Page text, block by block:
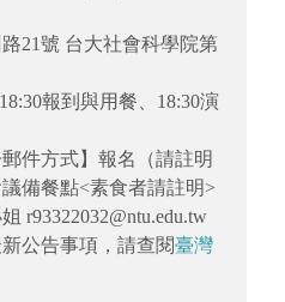
21號 台大社會科學院第
報到與用餐、18:30演
件方式】報名（請註明
備餐點<素食者請註明>
r93322032@ntu.edu.tw
公告事項，請查閱臺灣